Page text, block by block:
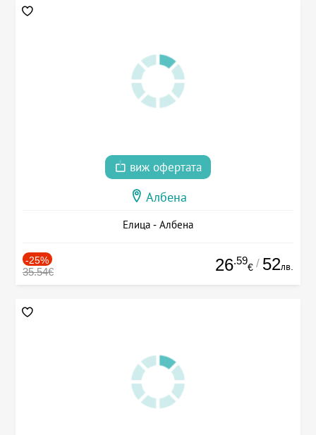
виж офертата
Албена
Елица - Албена
-25%
35.54€ 26.59
€ / 52лв.